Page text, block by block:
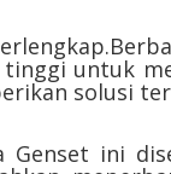
untuk
solusi
Genset ini